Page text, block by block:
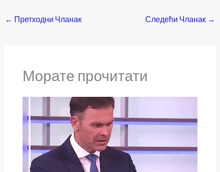
← Претходни Чланак Следећи Чланак →
Морате прочитати